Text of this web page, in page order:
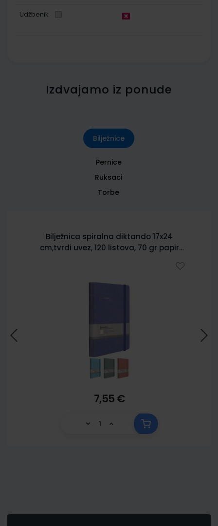
Udžbenik
Izdvajamo iz ponude
Bilježnice
Pernice
Ruksaci
Torbe
Bilježnica spiralna diktando 17x24
cm,tvrdi uvez, 120 listova, 70 gr papir
7,55 €